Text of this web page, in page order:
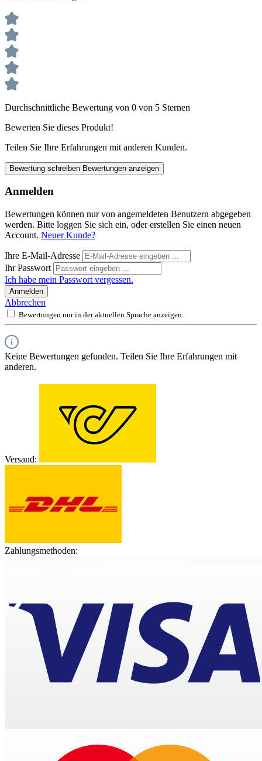
Durchschnittliche Bewertung von 0 von 5 Sternen
Bewerten Sie dieses Produkt!
Teilen Sie Ihre Erfahrungen mit anderen Kunden.
Bewertung schreiben Bewertungen anzeigen
Anmelden
Bewertungen können nur von angemeldeten Benutzern abgegeben
werden. Bitte loggen Sie sich ein, oder erstellen Sie einen neuen
Account. Neuer Kunde?
Ihre E-Mail-Adresse
Ihr Passwort
Ich habe mein Passwort vergessen.
Anmelden
Abbrechen
Bewertungen nur in der aktuellen Sprache anzeigen.
Keine Bewertungen gefunden. Teilen Sie Ihre Erfahrungen mit
anderen.
Versand:
Zahlungsmethoden: